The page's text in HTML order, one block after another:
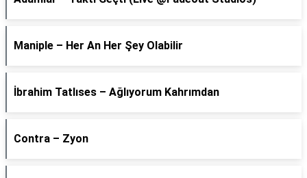
Maniple – Her An Her Şey Olabilir
İbrahim Tatlıses – Ağlıyorum Kahrımdan
Contra – Zyon